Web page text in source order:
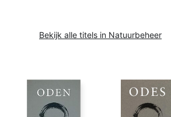
Bekijk alle titels in Natuurbeheer